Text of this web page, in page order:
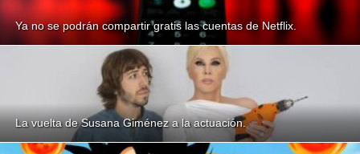
Ya no se podrán compartir gratis las cuentas de Netflix.
La vuelta de Susana Giménez a la actuación.